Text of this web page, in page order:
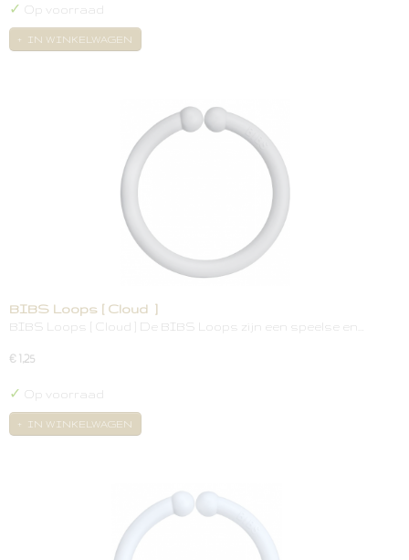
✓ Op voorraad
IN WINKELWAGEN
BIBS Loops [ Cloud ]
BIBS Loops [ Cloud ] De BIBS Loops zijn een speelse en…
€ 1,25
✓ Op voorraad
IN WINKELWAGEN